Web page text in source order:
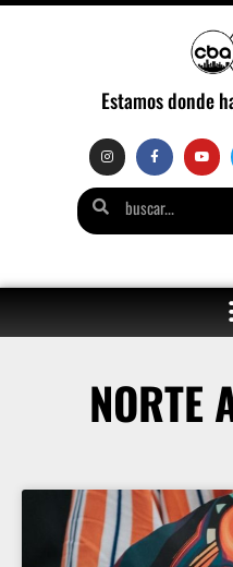
Estamos donde
NORTE